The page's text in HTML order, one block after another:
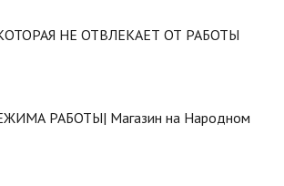
НЕ ОТВЛЕКАЕТ ОТ РАБОТЫ
РАБОТЫ| Магазин на Народном